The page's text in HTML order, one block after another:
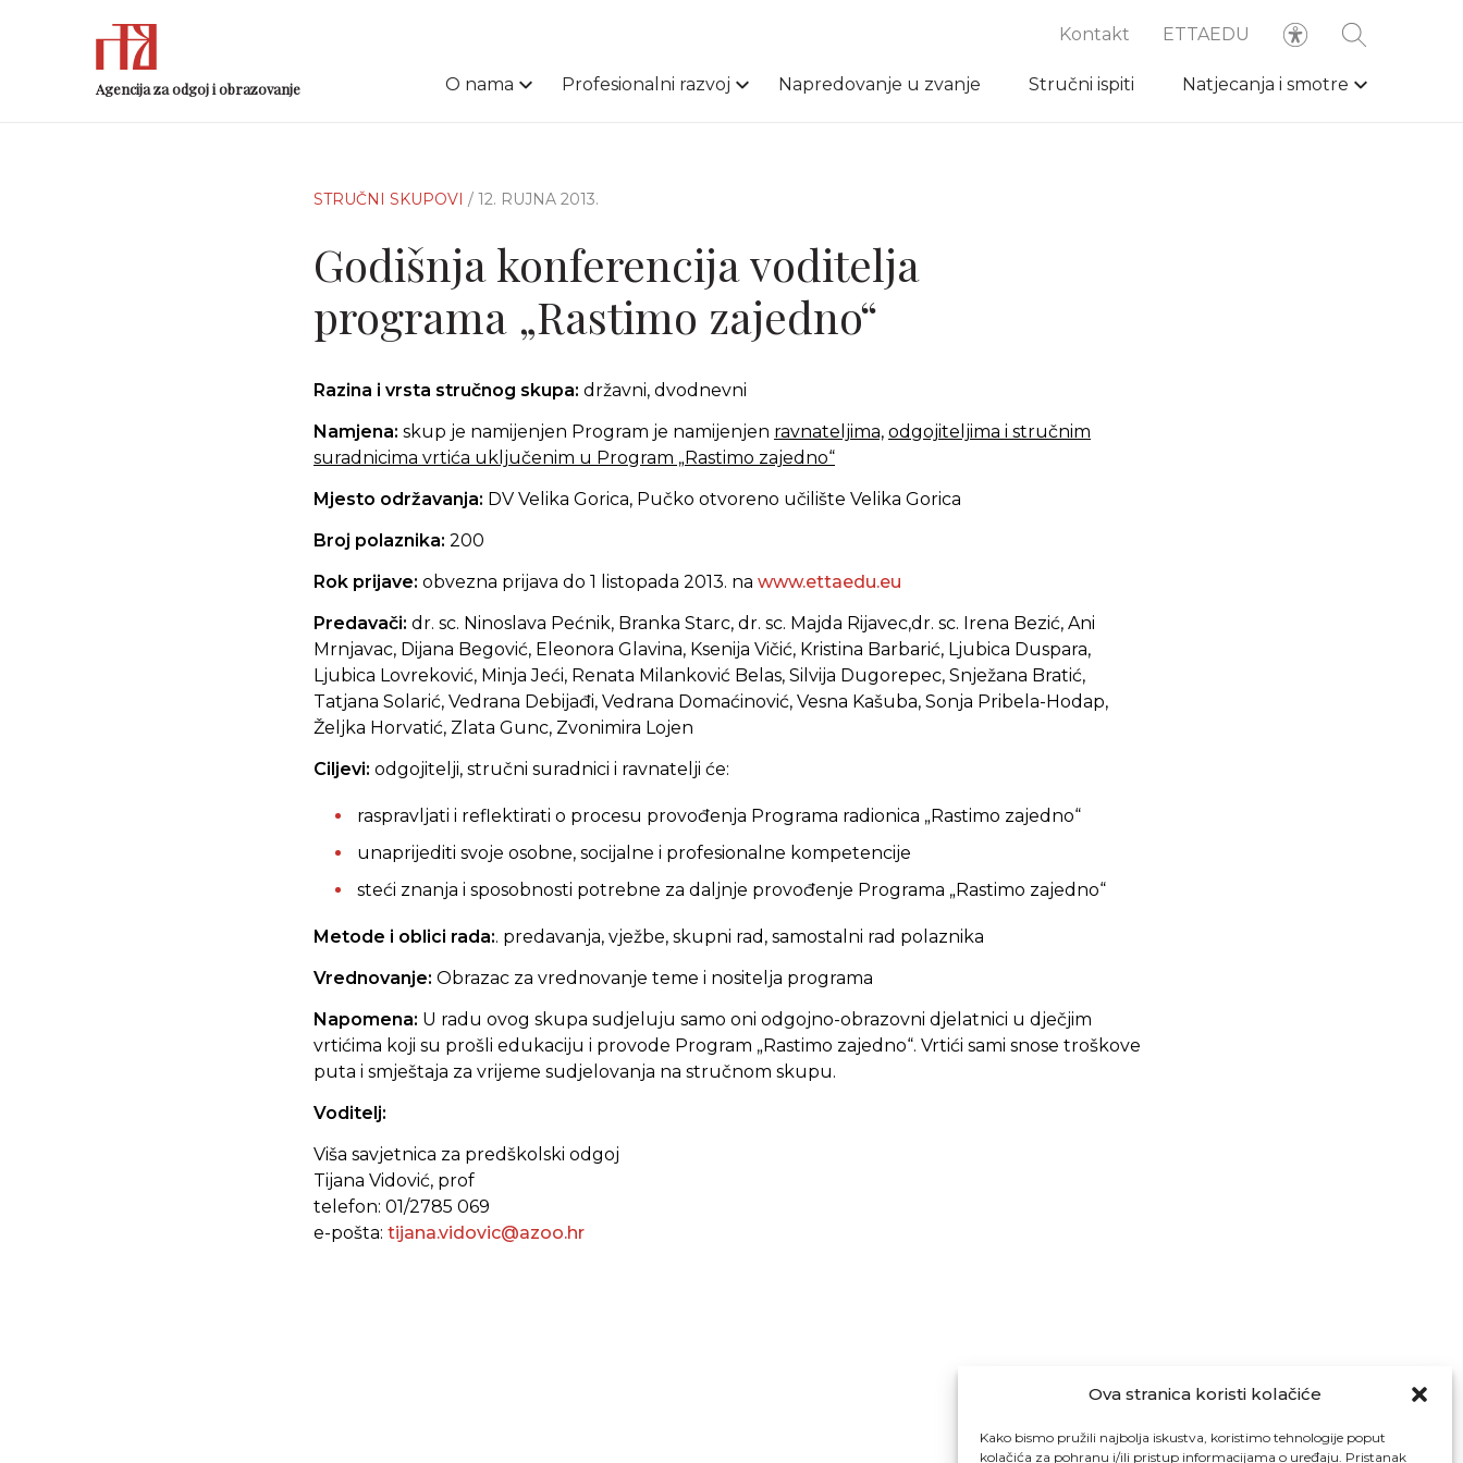
Ova stranica koristi kolačiće
Kako bismo pružili najbolja iskustva, koristimo tehnologije poput
kolačića za pohranu i/ili pristup informacijama o uređaju. Pristanak
Agencija za odgoj i obrazovanje
Kontakt ETTAEDU
O nama Profesionalni razvoj Napredovanje u zvanje Stručni ispiti Natjecanja i smotre
STRUČNI SKUPOVI / 12. RUJNA 2013.
Godišnja konferencija voditelja
programa „Rastimo zajedno“
Razina i vrsta stručnog skupa: državni, dvodnevni
Namjena: skup je namijenjen Program je namijenjen ravnateljima, odgojiteljima i stručnim
suradnicima vrtića uključenim u Program „Rastimo zajedno“
Mjesto održavanja: DV Velika Gorica, Pučko otvoreno učilište Velika Gorica
Broj polaznika: 200
Rok prijave: obvezna prijava do 1 listopada 2013. na www.ettaedu.eu
Predavači: dr. sc. Ninoslava Pećnik, Branka Starc, dr. sc. Majda Rijavec,dr. sc. Irena Bezić, Ani
Mrnjavac, Dijana Begović, Eleonora Glavina, Ksenija Vičić, Kristina Barbarić, Ljubica Duspara,
Ljubica Lovreković, Minja Jeći, Renata Milanković Belas, Silvija Dugorepec, Snježana Bratić,
Tatjana Solarić, Vedrana Debijađi, Vedrana Domaćinović, Vesna Kašuba, Sonja Pribela-Hodap,
Željka Horvatić, Zlata Gunc, Zvonimira Lojen
Ciljevi: odgojitelji, stručni suradnici i ravnatelji će:
raspravljati i reflektirati o procesu provođenja Programa radionica „Rastimo zajedno“
unaprijediti svoje osobne, socijalne i profesionalne kompetencije
steći znanja i sposobnosti potrebne za daljnje provođenje Programa „Rastimo zajedno“
Metode i oblici rada:. predavanja, vježbe, skupni rad, samostalni rad polaznika
Vrednovanje: Obrazac za vrednovanje teme i nositelja programa
Napomena: U radu ovog skupa sudjeluju samo oni odgojno-obrazovni djelatnici u dječjim
vrtićima koji su prošli edukaciju i provode Program „Rastimo zajedno“. Vrtići sami snose troškove
puta i smještaja za vrijeme sudjelovanja na stručnom skupu.
Voditelj:
Viša savjetnica za predškolski odgoj
Tijana Vidović, prof
telefon: 01/2785 069
e-pošta: tijana.vidovic@azoo.hr